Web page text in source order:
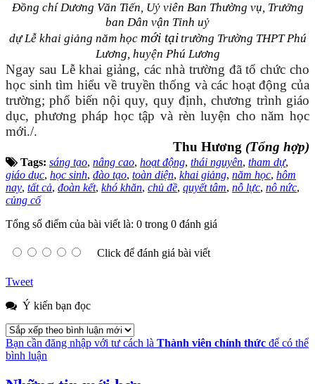
Đồng chí Dương Văn Tiến, Uỷ viên Ban Thường vụ, Trưởng
ban Dân vận Tỉnh uỷ
dựLễ khai giảng năm học mới tạitrường Trường THPT Phú
Lương, huyện Phú Lương
Ngay sau Lễ khai giảng, các nhà trường đã tổ chức cho
học sinh tìm hiểu về truyền thống và các hoạt động của
trường; phổ biến nội quy, quy định, chương trình giáo
dục, phương pháp học tập và rèn luyện cho năm học
mới./.
Thu Hương (Tổng hợp)
Tags: sáng tạo, nâng cao, hoạt động, thái nguyên, tham dự,
giáo dục, học sinh, đào tạo, toàn diện, khai giảng, năm học, hôm
nay, tất cả, đoàn kết, khó khăn, chủ đề, quyết tâm, nỗ lực, nô nức,
củng cố
Tổng số điểm của bài viết là: 0 trong 0 đánh giá
Click để đánh giá bài viết
Tweet
Ý kiến bạn đọc
Bạn cần đăng nhập với tư cách là Thành viên chính thức để có thể
bình luận